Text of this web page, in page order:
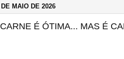
MAIO DE 2026
É ÓTIMA... MAS É